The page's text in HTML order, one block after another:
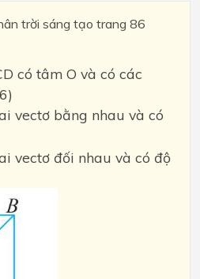
trời sáng tạo trang 86
có tâm O và có các
vectơ bằng nhau và có
vectơ đối nhau và có độ